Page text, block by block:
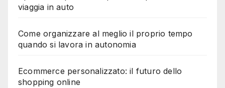
viaggia in auto
Come organizzare al meglio il proprio tempo
quando si lavora in autonomia
Ecommerce personalizzato: il futuro dello
shopping online